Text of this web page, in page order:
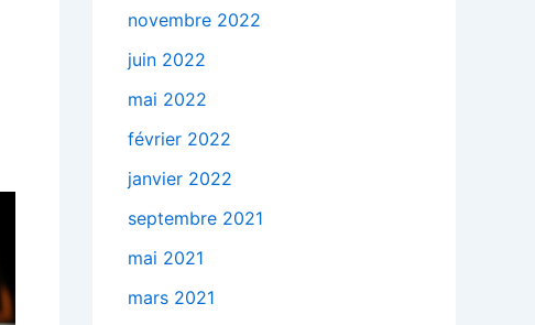
novembre 2022
juin 2022
mai 2022
février 2022
janvier 2022
septembre 2021
mai 2021
mars 2021